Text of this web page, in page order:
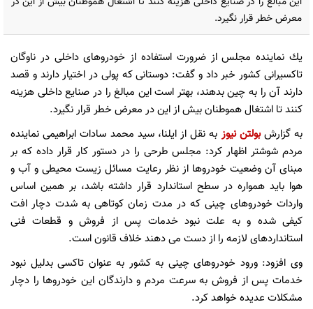
معرض خطر قرار نگیرد.
یك نماینده مجلس از ضرورت استفاده از خودروهای داخلی در ناوگان
تاكسیرانی كشور خبر داد و گفت: دوستانی كه پولی در اختیار دارند و قصد
دارند آن را به چین بدهند، بهتر است این مبالغ را در صنایع داخلی هزینه
كنند تا اشتغال هموطنان بیش از این در معرض خطر قرار نگیرد.
به گزارشبولتن نیوز به نقل از ایلنا، سید محمد سادات ابراهیمی نماینده
مردم شوشتر اظهار كرد: مجلس طرحی را در دستور كار قرار داده كه بر
مبنای آن وضعیت خودروها از نظر رعایت مسائل زیست محیطی و آب و
هوا باید همواره در سطح استاندارد قرار داشته باشد، بر همین اساس
واردات خودروهای چینی كه در مدت زمان كوتاهی به شدت دچار افت
كیفی شده و به علت نبود خدمات پس از فروش و قطعات فنی
استانداردهای لازمه را از دست می دهند خلاف قانون است.
وی افزود: ورود خودروهای چینی به كشور به عنوان تاكسی بدلیل نبود
خدمات پس از فروش به سرعت مردم و دارندگان این خودروها را دچار
مشكلات عدیده خواهد كرد.